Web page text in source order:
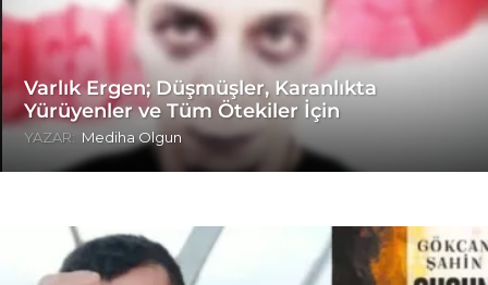
Varlık Ergen; Düşmüşler, Karanlıkta
Yürüyenler ve Tüm Ötekiler İçin
YAZAR: Mediha Olgun